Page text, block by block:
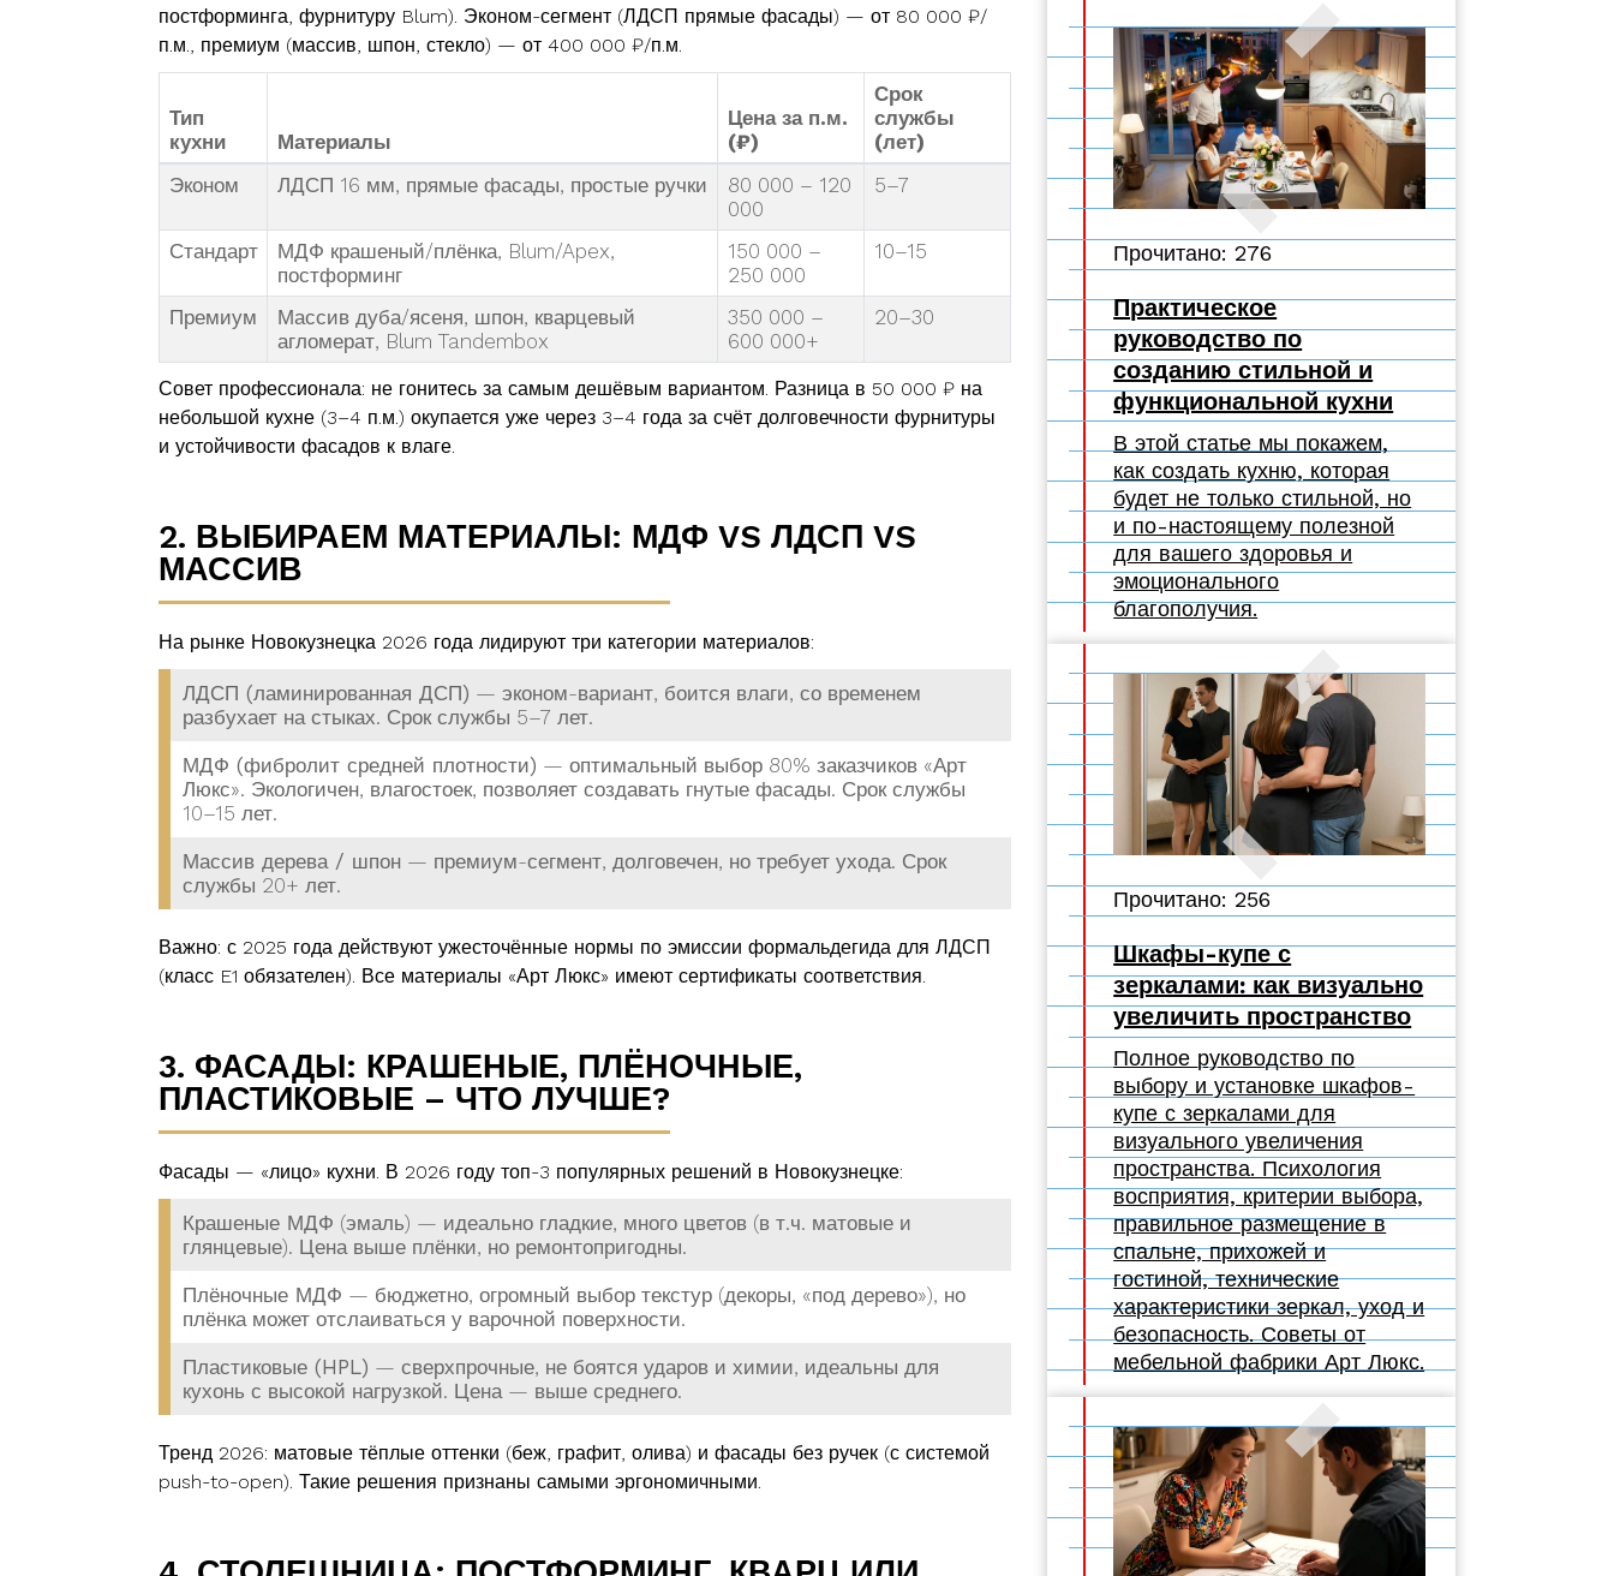
Прочитано: 276
Практическое
руководство по
созданию стильной и
функциональной кухни
В этой статье мы покажем,
как создать кухню, которая
будет не только стильной, но
и по-настоящему полезной
для вашего здоровья и
эмоционального
благополучия.
Прочитано: 256
Шкафы-купе с
зеркалами: как визуально
увеличить пространство
Полное руководство по
выбору и установке шкафов-
купе с зеркалами для
визуального увеличения
пространства. Психология
восприятия, критерии выбора,
правильное размещение в
спальне, прихожей и
гостиной, технические
характеристики зеркал, уход и
безопасность. Советы от
мебельной фабрики Арт Люкс.
постформинга, фурнитуру Blum). Эконом-сегмент (ЛДСП прямые фасады) — от 80 000 ₽/
п.м., премиум (массив, шпон, стекло) — от 400 000 ₽/п.м.
Тип
кухни
Материалы
Цена за п.м.
(₽)
Срок
службы
(лет)
Эконом
ЛДСП 16 мм, прямые фасады, простые ручки
80 000 – 120
000
5–7
Стандарт
МДФ крашеный/плёнка, Blum/Apex,
постформинг
150 000 –
250 000
10–15
Премиум
Массив дуба/ясеня, шпон, кварцевый
агломерат, Blum Tandembox
350 000 –
600 000+
20–30
Совет профессионала: не гонитесь за самым дешёвым вариантом. Разница в 50 000 ₽ на
небольшой кухне (3–4 п.м.) окупается уже через 3–4 года за счёт долговечности фурнитуры
и устойчивости фасадов к влаге.
2. ВЫБИРАЕМ МАТЕРИАЛЫ: МДФ VS ЛДСП VS
МАССИВ
На рынке Новокузнецка 2026 года лидируют три категории материалов:
ЛДСП (ламинированная ДСП) — эконом-вариант, боится влаги, со временем
разбухает на стыках. Срок службы 5–7 лет.
МДФ (фибролит средней плотности) — оптимальный выбор 80% заказчиков «Арт
Люкс». Экологичен, влагостоек, позволяет создавать гнутые фасады. Срок службы
10–15 лет.
Массив дерева / шпон — премиум-сегмент, долговечен, но требует ухода. Срок
службы 20+ лет.
Важно: с 2025 года действуют ужесточённые нормы по эмиссии формальдегида для ЛДСП
(класс E1 обязателен). Все материалы «Арт Люкс» имеют сертификаты соответствия.
3. ФАСАДЫ: КРАШЕНЫЕ, ПЛЁНОЧНЫЕ,
ПЛАСТИКОВЫЕ – ЧТО ЛУЧШЕ?
Фасады — «лицо» кухни. В 2026 году топ-3 популярных решений в Новокузнецке:
Крашеные МДФ (эмаль) — идеально гладкие, много цветов (в т.ч. матовые и
глянцевые). Цена выше плёнки, но ремонтопригодны.
Плёночные МДФ — бюджетно, огромный выбор текстур (декоры, «под дерево»), но
плёнка может отслаиваться у варочной поверхности.
Пластиковые (HPL) — сверхпрочные, не боятся ударов и химии, идеальны для
кухонь с высокой нагрузкой. Цена — выше среднего.
Тренд 2026: матовые тёплые оттенки (беж, графит, олива) и фасады без ручек (с системой
push-to-open). Такие решения признаны самыми эргономичными.